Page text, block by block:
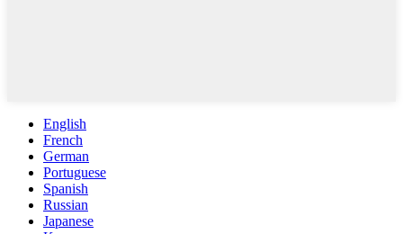
English
French
German
Portuguese
Spanish
Russian
Japanese